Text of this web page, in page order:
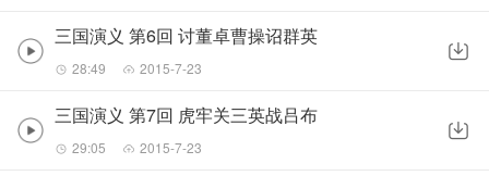
三国演义 第6回 讨董卓曹操诏群英
28:49 2015-7-23
三国演义 第7回 虎牢关三英战吕布
29:05 2015-7-23